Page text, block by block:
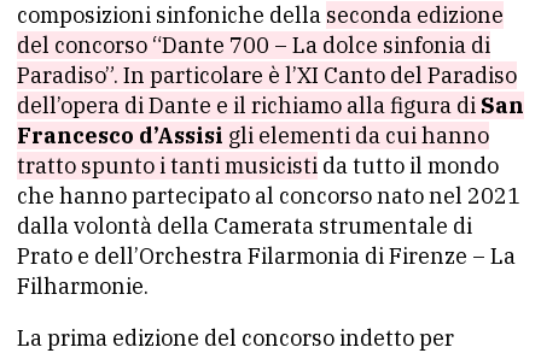
composizioni sinfoniche della seconda edizione
del concorso “Dante 700 – La dolce sinfonia di
Paradiso”. In particolare è l’XI Canto del Paradiso
dell’opera di Dante e il richiamo alla figura di San
Francesco d’Assisi gli elementi da cui hanno
tratto spunto i tanti musicisti da tutto il mondo
che hanno partecipato al concorso nato nel 2021
dalla volontà della Camerata strumentale di
Prato e dell’Orchestra Filarmonia di Firenze – La
Filharmonie.
La prima edizione del concorso indetto per